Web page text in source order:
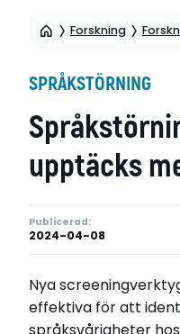
Forskning
SPRÅKSTÖRNING
upptäcks
Publicerad:
2024-04-08
Nya
effektiva för att